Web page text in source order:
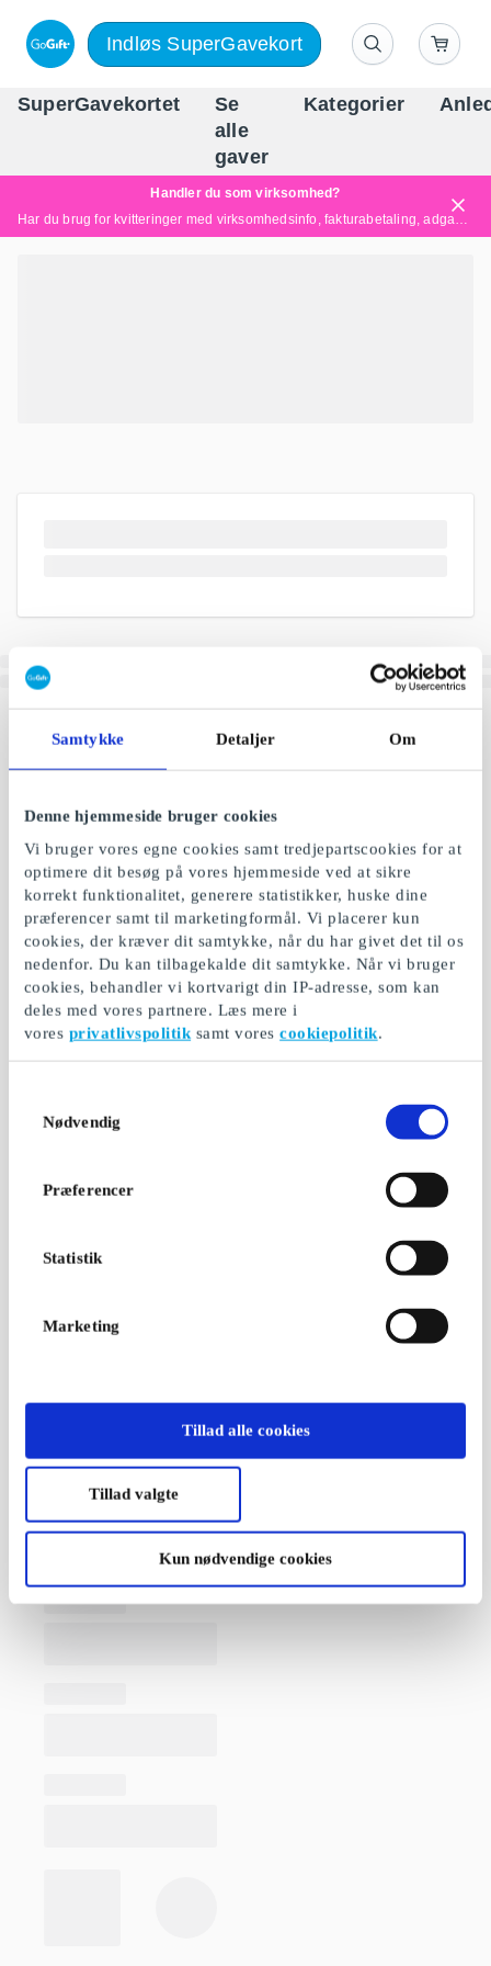
Samtykke Detaljer Om
Denne hjemmeside bruger cookies
Vi bruger vores egne cookies samt tredjepartscookies for at
optimere dit besøg på vores hjemmeside ved at sikre
korrekt funktionalitet, generere statistikker, huske dine
præferencer samt til marketingformål. Vi placerer kun
cookies, der kræver dit samtykke, når du har givet det til os
nedenfor. Du kan tilbagekalde dit samtykke. Når vi bruger
cookies, behandler vi kortvarigt din IP-adresse, som kan
deles med vores partnere. Læs mere i
vores privatlivspolitik samt vorescookiepolitik.
Nødvendig
Præferencer
Statistik
Marketing
Tillad alle cookies
Tillad valgte
Kun nødvendige cookies
Indløs SuperGavekort
SuperGavekortet
Se
alle
gaver
Kategorier
Handler du som virksomhed?
Har du brug for kvitteringer med virksomhedsinfo, fakturabetaling, adgang for flere brugere eller skræddersyede løsninger?